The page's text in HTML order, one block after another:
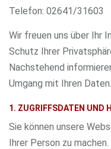
Telefon: 02641/31603
Wir freuen uns über Ihr
Schutz Ihrer
Nachstehend
Umgang mit Ihren Daten.
1. ZUGRIFFSDATEN UND
Sie können unsere
Ihrer Person zu